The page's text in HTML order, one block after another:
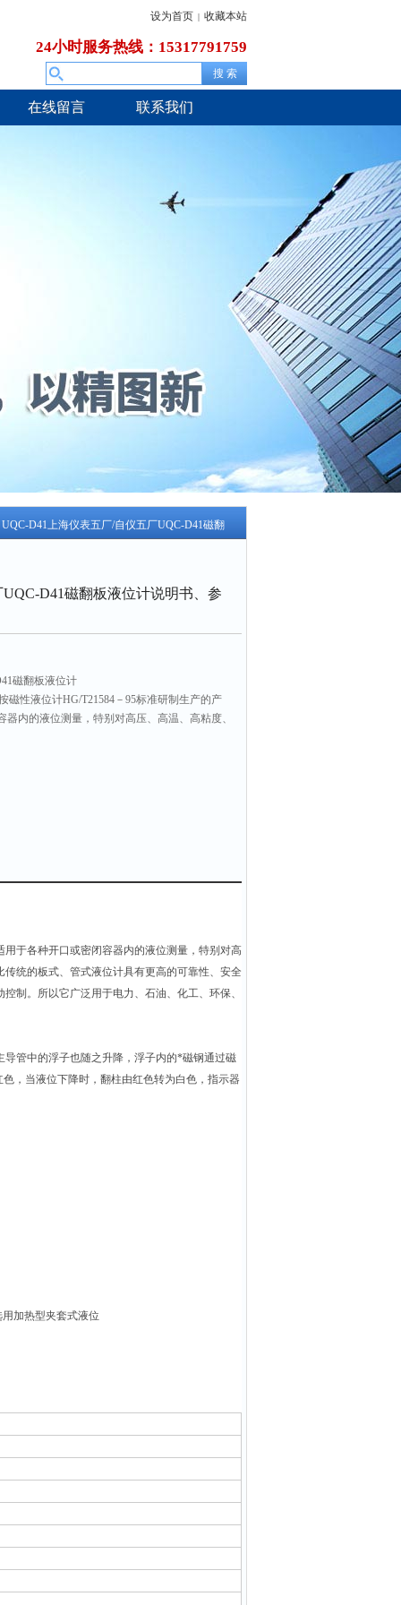
设为首页 | 收藏本站
24小时服务热线：15317791759
在线留言 联系我们
UQC-D41上海仪表五厂/自仪五厂UQC-D41磁翻
UQC-D41磁翻板液位计说明书、参
磁翻板液位计
磁性液位计HG/T21584－95标准研制生产的产
内的液位测量，特别对高压、高温、高粘度、
用于各种开口或密闭容器内的液位测量，特别对高
统的板式、管式液位计具有更高的可靠性、安全
制。所以它广泛用于电力、石油、化工、环保、
管中的浮子也随之升降，浮子内的*磁钢通过磁
色，当液位下降时，翻柱由红色转为白色，指示器
加热型夹套式液位